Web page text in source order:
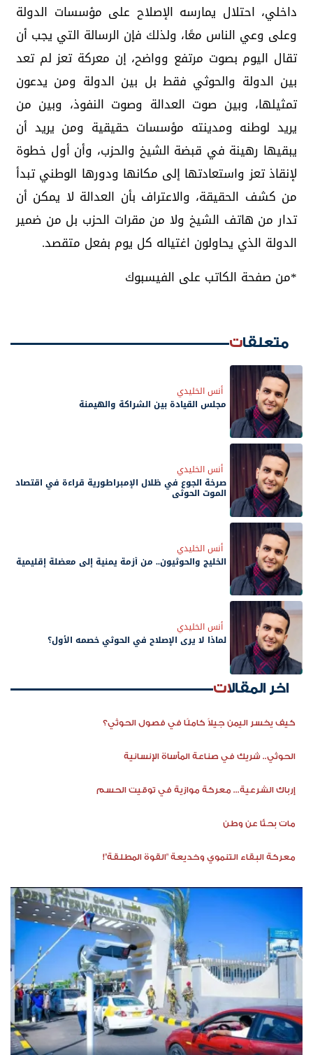
داخلي، احتلال يمارسه الإصلاح على مؤسسات الدولة
وعلى وعي الناس معًا، ولذلك فإن الرسالة التي يجب أن
تقال اليوم بصوت مرتفع وواضح، إن معركة تعز لم تعد
بين الدولة والحوثي فقط بل بين الدولة ومن يدعون
تمثيلها، وبين صوت العدالة وصوت النفوذ، وبين من
يريد لوطنه ومدينته مؤسسات حقيقية ومن يريد أن
يبقيها رهينة في قبضة الشيخ والحزب، وأن أول خطوة
لإنقاذ تعز واستعادتها إلى مكانها ودورها الوطني تبدأ
من كشف الحقيقة، والاعتراف بأن العدالة لا يمكن أن
تدار من هاتف الشيخ ولا من مقرات الحزب بل من ضمير
الدولة الذي يحاولون اغتياله كل يوم بفعل متقصد.
*من صفحة الكاتب على الفيسبوك
متعلقات
أنس الخليدي
مجلس القيادة بين الشراكة والهيمنة
أنس الخليدي
صرخة الجوع في ظلال الإمبراطورية قراءة في اقتصاد
الموت الحوثي
أنس الخليدي
الخليج والحوثيون.. من أزمة يمنية إلى معضلة إقليمية
أنس الخليدي
لماذا لا يرى الإصلاح في الحوثي خصمه الأول؟
اخر المقالات
كيف يخسر اليمن جيلاً كاملًا في فصول الحوثي؟
الحوثي.. شريك في صناعة المأساة الإنسانية
إرباك الشرعية... معركة موازية في توقيت الحسم
مات بحثًا عن وطن
معركة البقاء التنموي وخديعة "القوة المطلقة"!